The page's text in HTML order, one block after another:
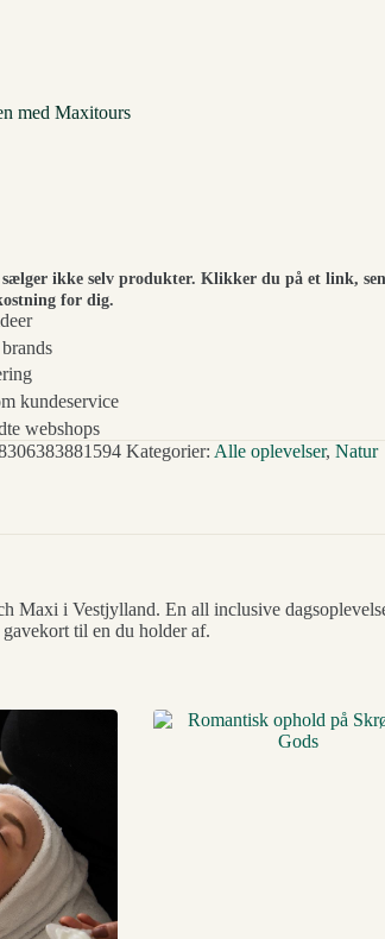
med Maxitours
ikke selv produkter. Klikker du på et link,
for dig.
kundeservice
webshops
Kategorier: Alle oplevelser, Natur
Maxi i Vestjylland. En all inclusive
til en du holder af.